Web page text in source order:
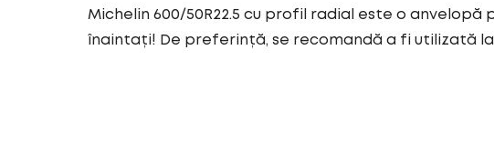
Michelin 600/50R22.5 cu profil radial este o
înaintați! De preferință, se recomandă a fi utilizată la